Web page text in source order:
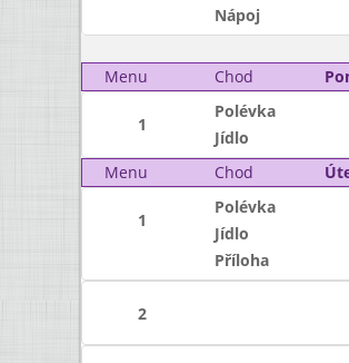
Nápoj
Menu
Chod
1
Polévka
Jídlo
Menu
Chod
1
Polévka
Jídlo
Příloha
2